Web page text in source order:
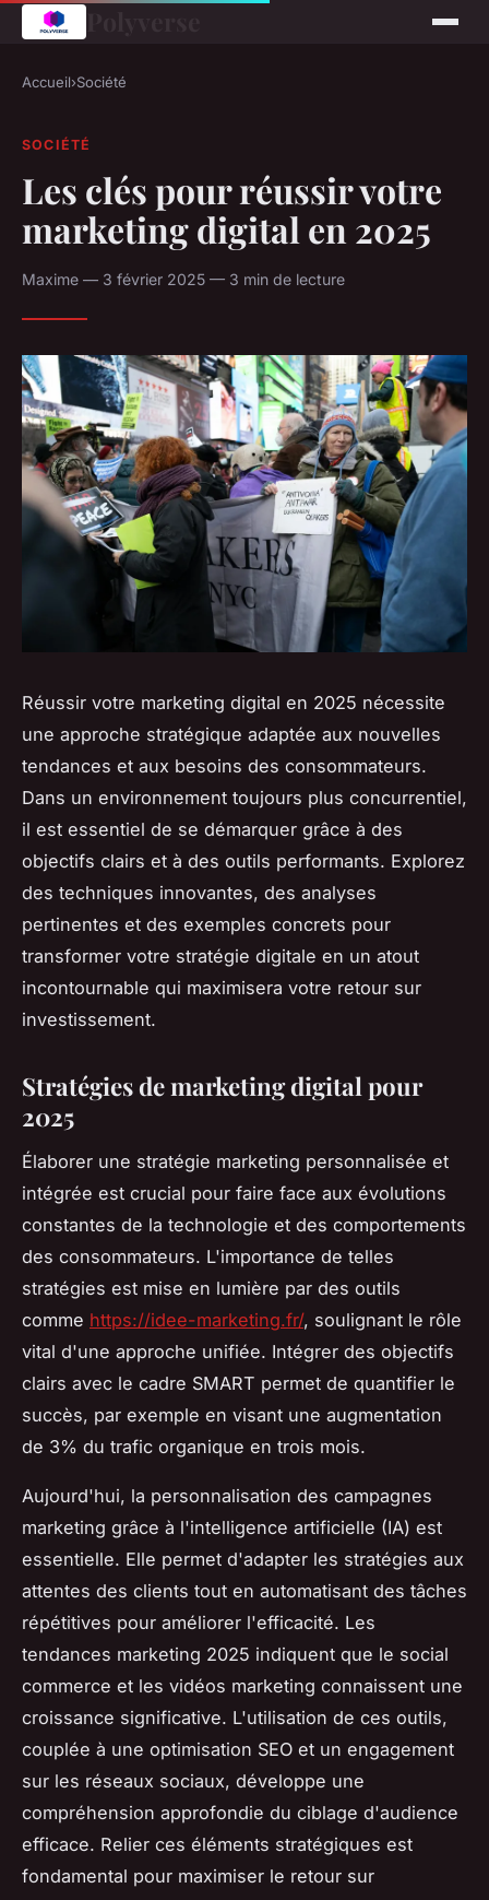
Accueil›Société
SOCIÉTÉ
Les clés pour réussir votre
marketing digital en 2025
Maxime — 3 février 2025 — 3 min de lecture
Réussir votre marketing digital en 2025 nécessite
une approche stratégique adaptée aux nouvelles
tendances et aux besoins des consommateurs.
Dans un environnement toujours plus concurrentiel,
il est essentiel de se démarquer grâce à des
objectifs clairs et à des outils performants. Explorez
des techniques innovantes, des analyses
pertinentes et des exemples concrets pour
transformer votre stratégie digitale en un atout
incontournable qui maximisera votre retour sur
investissement.
Stratégies de marketing digital pour
2025
Élaborer une stratégie marketing personnalisée et
intégrée est crucial pour faire face aux évolutions
constantes de la technologie et des comportements
des consommateurs. L'importance de telles
stratégies est mise en lumière par des outils
comme https://idee-marketing.fr/, soulignant le rôle
vital d'une approche unifiée. Intégrer des objectifs
clairs avec le cadre SMART permet de quantifier le
succès, par exemple en visant une augmentation
de 3% du trafic organique en trois mois.
Aujourd'hui, la personnalisation des campagnes
marketing grâce à l'intelligence artificielle (IA) est
essentielle. Elle permet d'adapter les stratégies aux
attentes des clients tout en automatisant des tâches
répétitives pour améliorer l'efficacité. Les
tendances marketing 2025 indiquent que le social
commerce et les vidéos marketing connaissent une
croissance significative. L'utilisation de ces outils,
couplée à une optimisation SEO et un engagement
sur les réseaux sociaux, développe une
compréhension approfondie du ciblage d'audience
efficace. Relier ces éléments stratégiques est
fondamental pour maximiser le retour sur